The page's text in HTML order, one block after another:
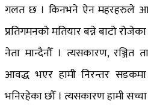
गलत छ । किनभने ऐन महरहरुले
प्रतिगमनको मतियार बन्ने बाटो
नेता मान्दैनौँ । त्यसकारण, रञ्जित
आवद्ध भएर हामी निरन्तर सडकमा
भनिरहेका छौँ । त्यसकारण हामी